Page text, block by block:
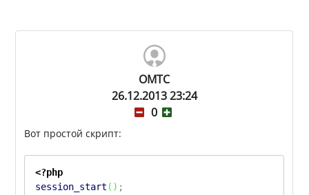
OMTC
26.12.2013 23:24
0
Вот простой скрипт:
<?php
session_start ( ) ;